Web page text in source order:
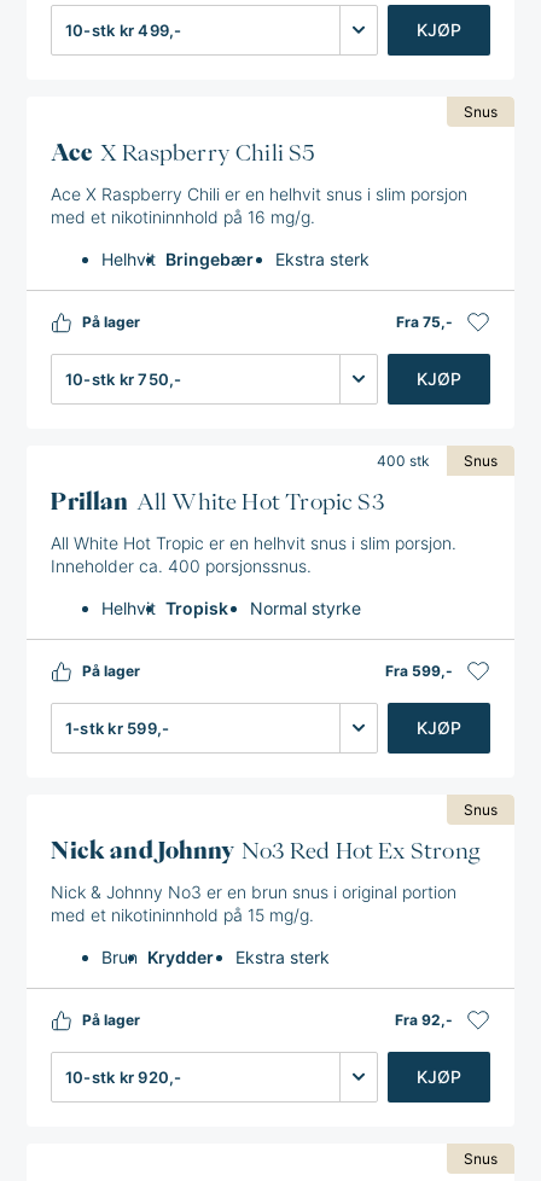
Antall KJØP
Snus
Ace X Raspberry Chili S5
Ace X Raspberry Chili er en helhvit snus i slim porsjon
med et nikotininnhold på 16 mg/g.
Helhvit Bringebær Ekstra sterk
På lager Fra 75,-
Antall KJØP
400 stk Snus
Prillan All White Hot Tropic S3
All White Hot Tropic er en helhvit snus i slim porsjon.
Inneholder ca. 400 porsjonssnus.
Helhvit Tropisk Normal styrke
På lager Fra 599,-
Antall KJØP
Snus
Nick and Johnny No3 Red Hot Ex Strong
Nick & Johnny No3 er en brun snus i original portion
med et nikotininnhold på 15 mg/g.
Brun Krydder Ekstra sterk
På lager Fra 92,-
Antall KJØP
Snus